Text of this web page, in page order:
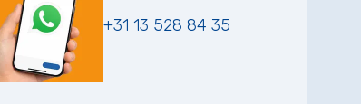
+31 13 528 84 35